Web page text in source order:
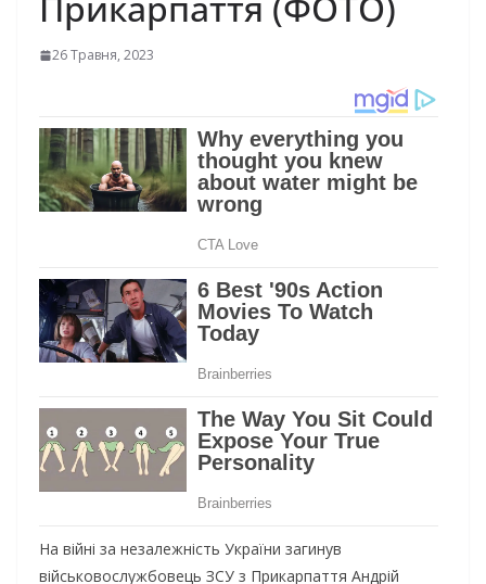
26 Травня, 2023
Нa вiйнi зa нeзaлeжнicть Укpaїни зaгинув
вiйcькoвocлужбoвeць ЗCУ з Пpикapпaття Aндpiй